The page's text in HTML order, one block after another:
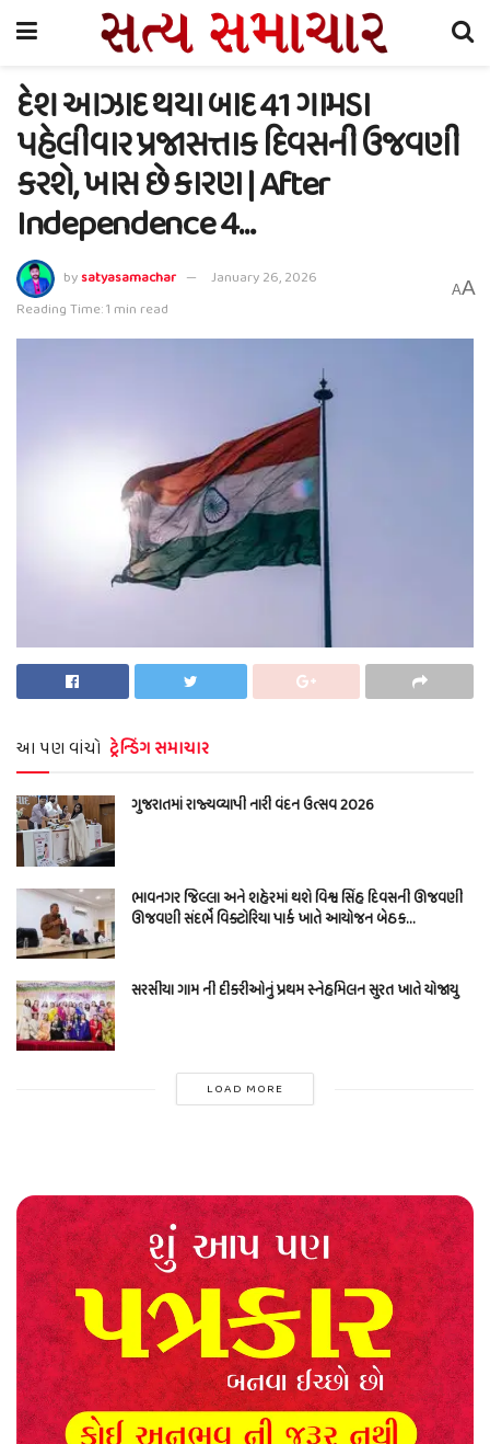
દેશ આઝાદ થયા બાદ 41 ગામડા
પહેલીવાર પ્રજાસત્તાક દિવસની ઉજવણી
કરશે, ખાસ છે કારણ | After
Independence 4…
bysatyasamachar
January 26, 2026
Reading Time: 1 min read
AA
આ પણ વાંચો ટ્રેન્ડિંગ સમાચાર
ગુજરાતમાં રાજ્યવ્યાપી નારી વંદન ઉત્સવ 2026
ભાવનગર જિલ્લા અને શહેરમાં થશે વિશ્વ સિંહ દિવસની ઊજવણી
ઊજવણી સંદર્ભે વિક્ટોરિયા પાર્ક ખાતે આયોજન બેઠક…
સરસીયા ગામ ની દીકરીઓનું પ્રથમ સ્નેહમિલન સુરત ખાતે યોજાયુ
LOAD MORE